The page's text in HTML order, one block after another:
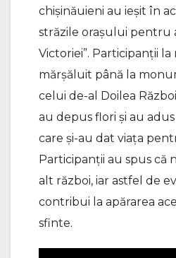
chișinăuieni au ieșit în
străzile orașului pentru
Victoriei”. Participanții la
mărșăluit până la
celui de-al Doilea
au depus flori și au
care și-au dat viața
Participanții au spus că
alt război, iar astfel de
contribui la apărarea
sfinte.